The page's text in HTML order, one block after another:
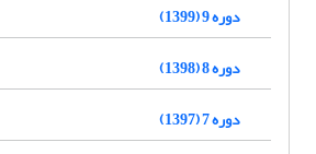
دوره 9 (1399)
دوره 8 (1398)
دوره 7 (1397)